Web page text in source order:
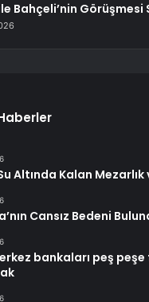
Bahçeli’nin Görüşmesi
Altında Kalan
Cansız Bedeni
bankaları peş peşe